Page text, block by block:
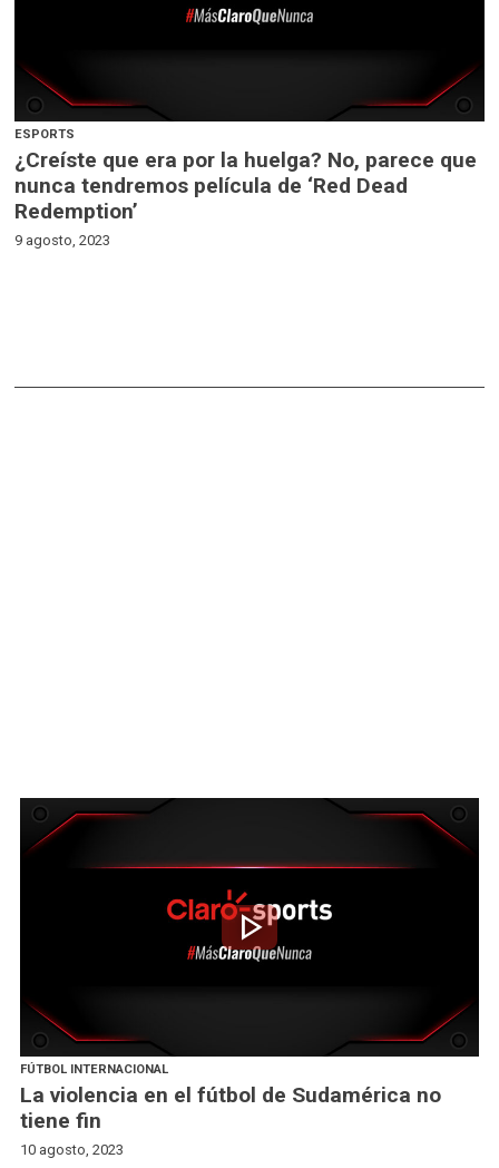
play_arrow
FÚTBOL INTERNACIONAL
La violencia en el fútbol de Sudamérica no
tiene fin
10 agosto, 2023
ESPORTS
¿Creíste que era por la huelga? No, parece que
nunca tendremos película de ‘Red Dead
Redemption’
9 agosto, 2023